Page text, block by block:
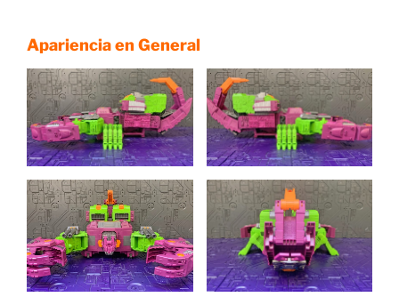
Apariencia en General